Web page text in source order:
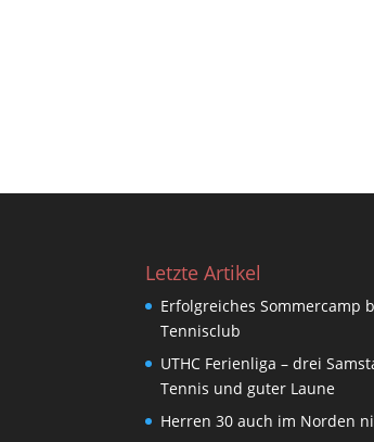
Letzte Artikel
Erfolgreiches Sommercamp
Tennisclub
UTHC Ferienliga – drei
Tennis und guter Laune
Herren 30 auch im Norden